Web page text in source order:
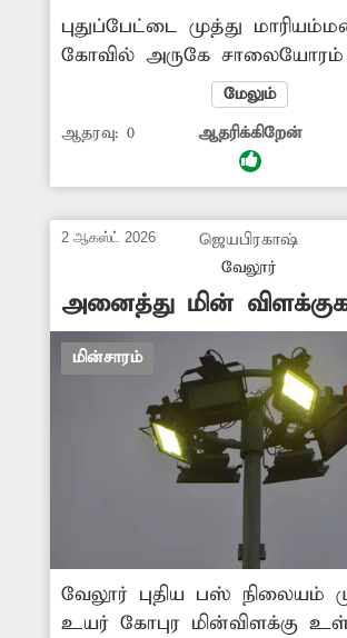
வேண்டியது அவசியம்.
புதுப்பேட்டை முத்து
கோவில் அருகே
மின்கம்பம் முற்றிலும்
எலும்புக்கூடாக காட்சியளிக்கிறது.
இதனால் மின்கம்பம் மிகவும்
பலவீனமடைந்து எப்போது
ஏற்படும் சூழல் உள்ளது.
மின்விபத்து ஏற்படும் முன்
மின்கம்பத்தை அகற்றிவிட்டு
மின்கம்பம் நட அதிகாரிகள்
எடுக்க வேண்டும் என
கோரிக்கை விடுத்துள்ளனர்.
மேலும்
ஆதரவு: 0 ஆதரிக்கிறேன்
2 ஆகஸ்ட் 2026
ஜெயபிரகாஷ்
வேலூர்
அனைத்து மின்
எரிய விடுவார்களா?
மின்சாரம்
வேலூர் புதிய பஸ் நிலையம்
உயர் கோபுர மின்விளக்கு